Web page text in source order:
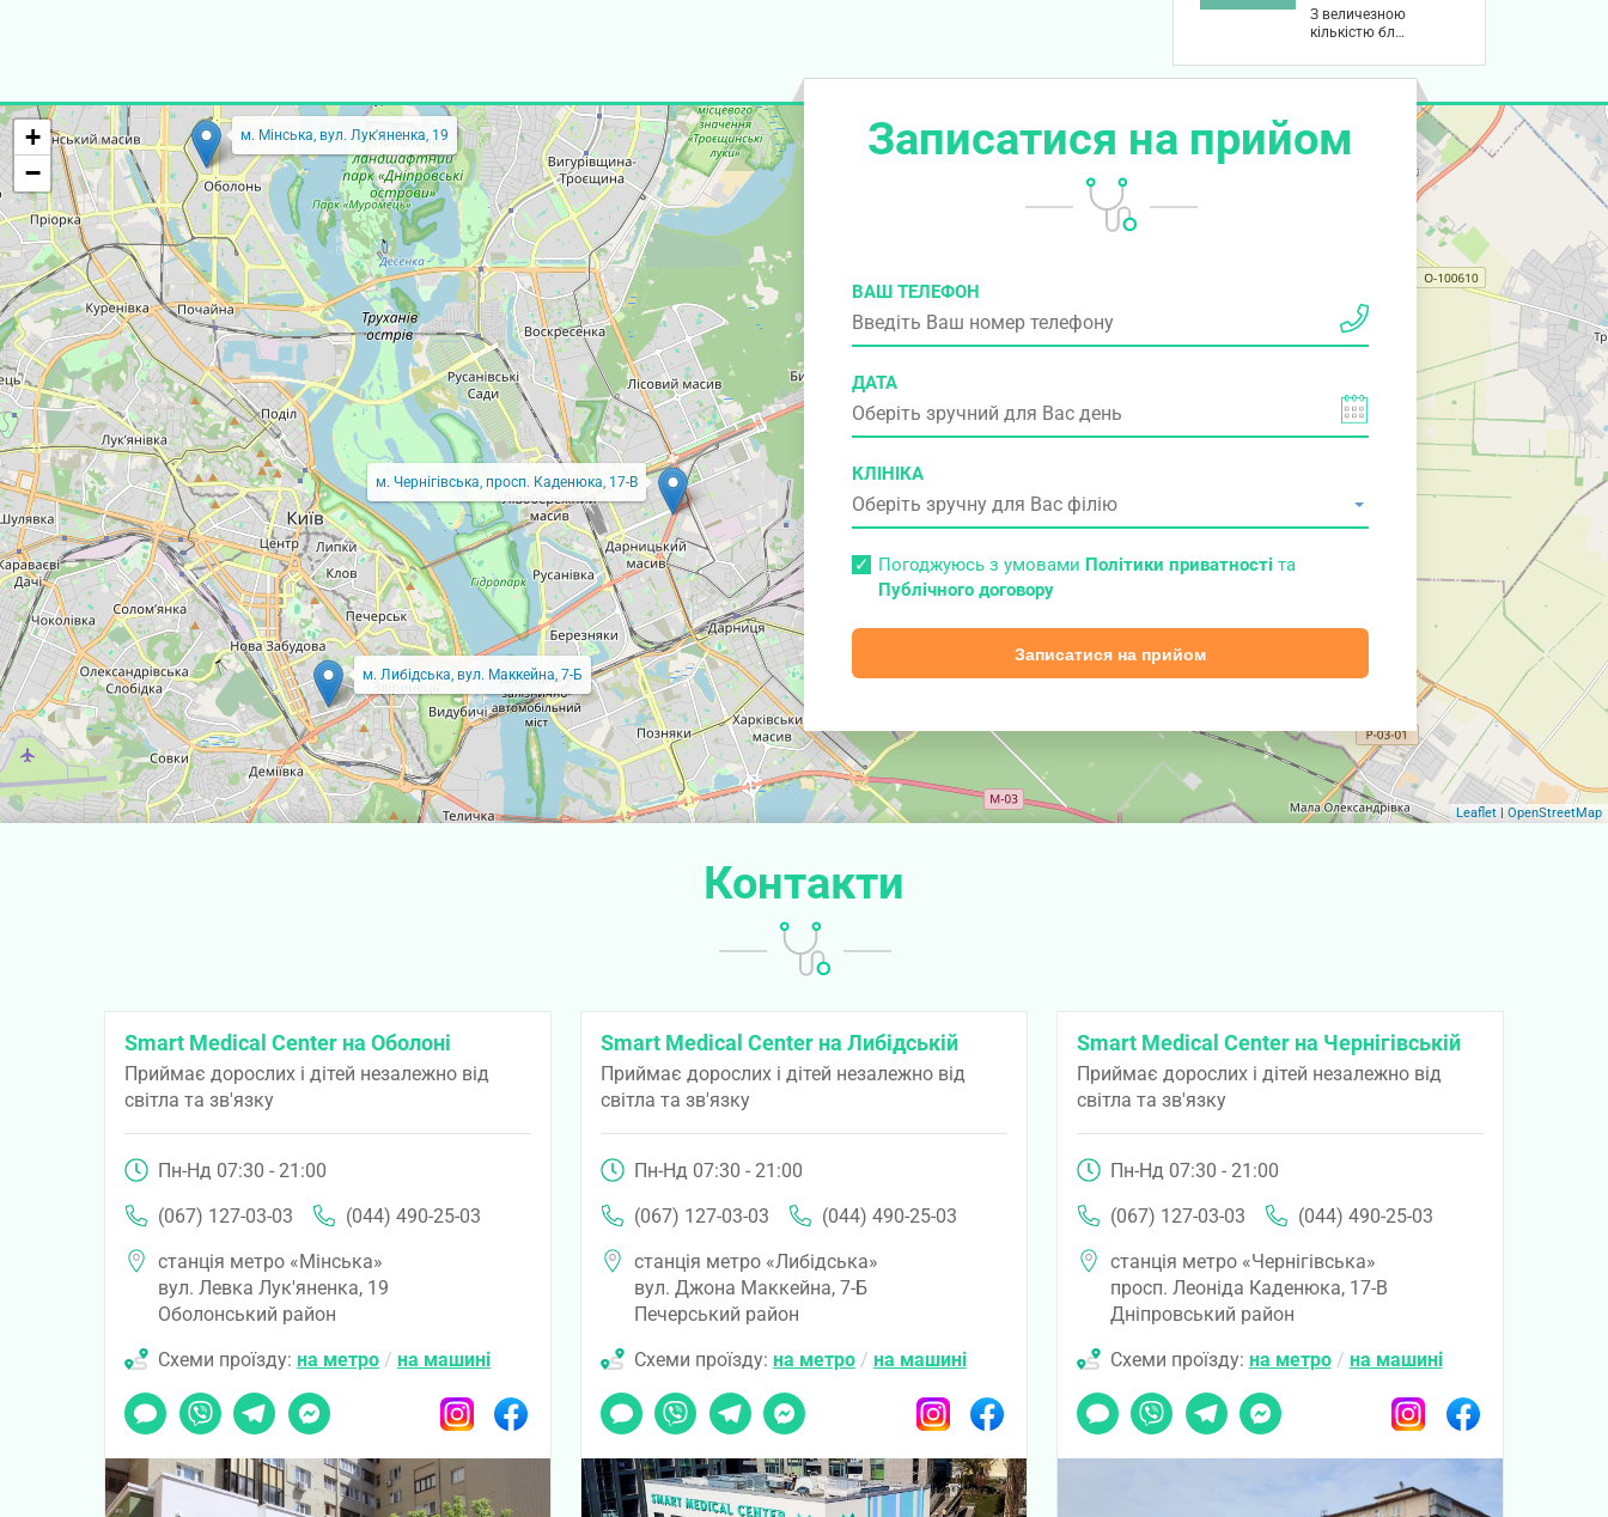
З величезною
кількістю бл…
Записатися на прийом
ВАШ ТЕЛЕФОН
ДАТА
КЛІНІКА
Погоджуюсь з умовами Політики приватності та
Публічного договору
Записатися на прийом
м. Мінська, вул. Лук'яненка, 19
м. Либідська, вул. Маккейна, 7-Б
м. Чернігівська, просп. Каденюка, 17-В
+
−
Leaflet OpenStreetMap
Контакти
Smart Medical Center на Оболоні
Приймає дорослих і дітей незалежно від
світла та зв'язку
Пн-Нд 07:30 - 21:00
(067) 127-03-03
(044) 490-25-03
станція метро «Мінська»
вул. Левка Лук'яненка, 19
Оболонський район
Схеми проїзду: на метро / на машині
Чат Viber TelegramMessenger InstagramFacebook
Smart Medical Center на Либідській
Приймає дорослих і дітей незалежно від
світла та зв'язку
Пн-Нд 07:30 - 21:00
(067) 127-03-03
(044) 490-25-03
станція метро «Либідська»
вул. Джона Маккейна, 7-Б
Печерський район
Схеми проїзду: на метро/ на машині
Чат Viber TelegramMessenger InstagramFacebook
Smart Medical Center на Чернігівській
Приймає дорослих і дітей незалежно від
світла та зв'язку
Пн-Нд 07:30 - 21:00
(067) 127-03-03
(044) 490-25-03
станція метро «Чернігівська»
просп. Леоніда Каденюка, 17-В
Дніпровський район
Схеми проїзду: на метро/ на машині
Чат Viber TelegramMessenger InstagramFacebook